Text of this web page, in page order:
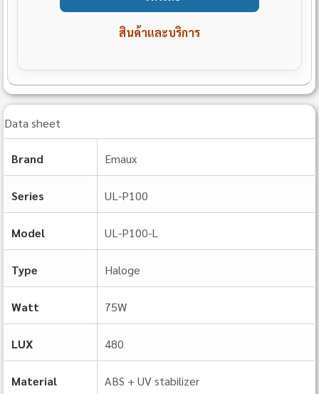
สินค้าและบริการ
Data sheet
Brand Emaux
Series UL‐P100
Model UL‐P100‐L
Type Haloge
Watt 75W
LUX 480
Material ABS + UV stabilizer